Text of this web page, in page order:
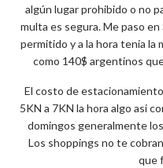
algún lugar prohibido o no
multa es segura. Me paso
permitido y a la hora tenia la
como 140$ argentinos
El costo de
5KN a 7KN la hora algo asi
domingos generalmente
Los shoppings no te
que